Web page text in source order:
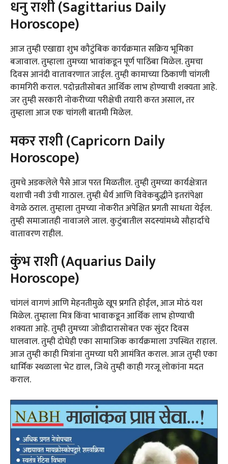
धनु राशी (Sagittarius Daily
Horoscope)
आज तुम्ही एखाद्या शुभ कौटुंबिक कार्यक्रमात सक्रिय भूमिका
बजावाल. तुम्हाला तुमच्या भावांकडून पूर्ण पाठिंबा मिळेल. तुमचा
दिवस आनंदी वातावरणात जाईल. तुम्ही कामाच्या ठिकाणी चांगली
कामगिरी कराल. पदोन्नतीसोबत आर्थिक लाभ होण्याची शक्यता आहे.
जर तुम्ही सरकारी नोकरीच्या परीक्षेची तयारी करत असाल, तर
तुम्हाला आज एक चांगली बातमी मिळेल.
मकर राशी (Capricorn Daily
Horoscope)
तुमचे अडकलेले पैसे आज परत मिळतील. तुम्ही तुमच्या कार्यक्षेत्रात
यशाची नवी उंची गाठाल. तुम्ही धैर्य आणि विवेकबुद्धीने इतरांपेक्षा
वेगळे ठराल. तुम्हाला तुमच्या नोकरीत अपेक्षित प्रगती साधता येईल.
तुम्ही समाजातही नावाजले जाल. कुटुंबातील सदस्यांमध्ये सौहार्दाचे
वातावरण राहील.
कुंभ राशी (Aquarius Daily
Horoscope)
चांगलं वागणं आणि मेहनतीमुळे खूप प्रगति होईल, आज मोठं यश
मिळेल. तुम्हाला मित्र किंवा भावाकडून आर्थिक लाभ होण्याची
शक्यता आहे. तुम्ही तुमच्या जोडीदारासोबत एक सुंदर दिवस
घालवाल. तुम्ही दोघेही एका सामाजिक कार्यक्रमाला उपस्थित राहाल.
आज तुम्ही काही मित्रांना तुमच्या घरी आमंत्रित कराल. आज तुम्ही एका
धार्मिक स्थळाला भेट द्याल, जिथे तुम्ही काही गरजू लोकांना मदत
कराल.